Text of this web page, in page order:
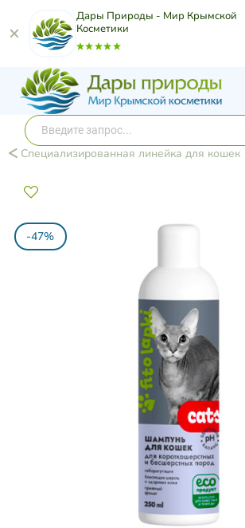
Дары Природы - Мир Крымской
Косметики
Специализированная линейка для кошек
-47%